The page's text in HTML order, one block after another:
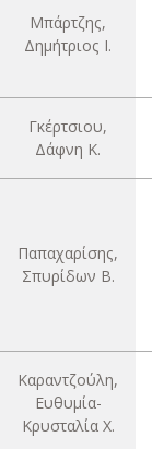
Μπάρτζης,
Δημήτριος Ι.
Γκέρτσιου,
Δάφνη Κ.
Παπαχαρίσης,
Σπυρίδων Β.
Καραντζούλη,
Ευθυμία-
Κρυσταλία Χ.